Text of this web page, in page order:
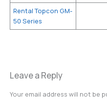
Rental Topcon GM-
50 Series
Leave a Reply
Your email address will not be